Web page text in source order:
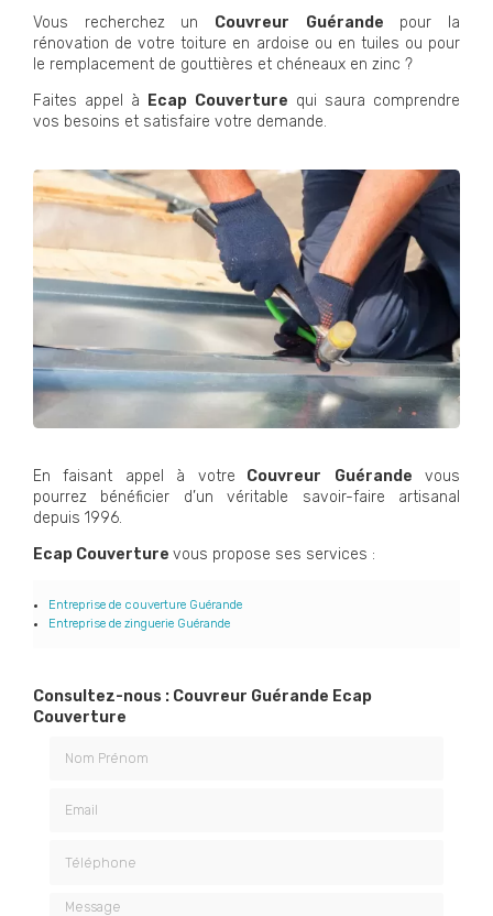
Vous recherchez un Couvreur Guérande pour la
rénovation de votre toiture en ardoise ou en tuiles ou pour
le remplacement de gouttières et chéneaux en zinc ?
Faites appel à
Ecap Couverture qui saura comprendre
vos besoins et satisfaire votre demande.
En faisant appel à votre Couvreur Guérande vous
pourrez bénéficier d’un véritable savoir-faire artisanal
depuis 1996.
Ecap Couverture vous propose ses services :
Entreprise de couverture Guérande
Entreprise de zinguerie Guérande
Consultez-nous : Couvreur Guérande Ecap
Couverture
Message